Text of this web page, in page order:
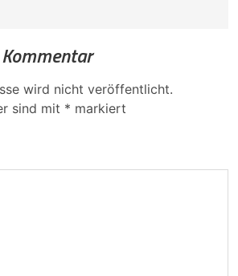
wird nicht veröffentlicht.
sind mit * markiert